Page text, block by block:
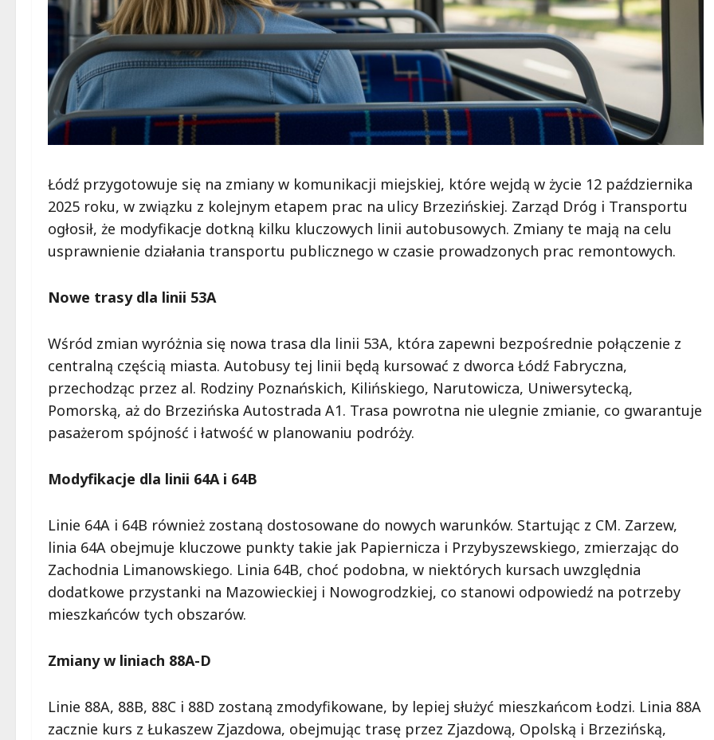
Łódź przygotowuje się na zmiany w komunikacji miejskiej, które wejdą w życie 12 października
2025 roku, w związku z kolejnym etapem prac na ulicy Brzezińskiej. Zarząd Dróg i Transportu
ogłosił, że modyfikacje dotkną kilku kluczowych linii autobusowych. Zmiany te mają na celu
usprawnienie działania transportu publicznego w czasie prowadzonych prac remontowych.
Nowe trasy dla linii 53A
Wśród zmian wyróżnia się nowa trasa dla linii 53A, która zapewni bezpośrednie połączenie z
centralną częścią miasta. Autobusy tej linii będą kursować z dworca Łódź Fabryczna,
przechodząc przez al. Rodziny Poznańskich, Kilińskiego, Narutowicza, Uniwersytecką,
Pomorską, aż do Brzezińska Autostrada A1. Trasa powrotna nie ulegnie zmianie, co gwarantuje
pasażerom spójność i łatwość w planowaniu podróży.
Modyfikacje dla linii 64A i 64B
Linie 64A i 64B również zostaną dostosowane do nowych warunków. Startując z CM. Zarzew,
linia 64A obejmuje kluczowe punkty takie jak Papiernicza i Przybyszewskiego, zmierzając do
Zachodnia Limanowskiego. Linia 64B, choć podobna, w niektórych kursach uwzględnia
dodatkowe przystanki na Mazowieckiej i Nowogrodzkiej, co stanowi odpowiedź na potrzeby
mieszkańców tych obszarów.
Zmiany w liniach 88A-D
Linie 88A, 88B, 88C i 88D zostaną zmodyfikowane, by lepiej służyć mieszkańcom Łodzi. Linia 88A
zacznie kurs z Łukaszew Zjazdowa, obejmując trasę przez Zjazdową, Opolską i Brzezińską,